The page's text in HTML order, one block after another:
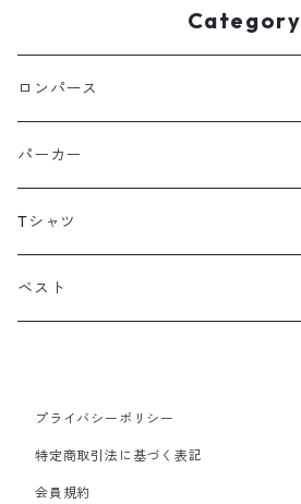
Category
ロンパース
フリース
スウェット
その他
パーカー
フリース
スウェット
その他
Tシャツ
長袖
フリース
ベスト
その他
ボア
プライバシーポリシー
特定商取引法に基づく表記
会員規約